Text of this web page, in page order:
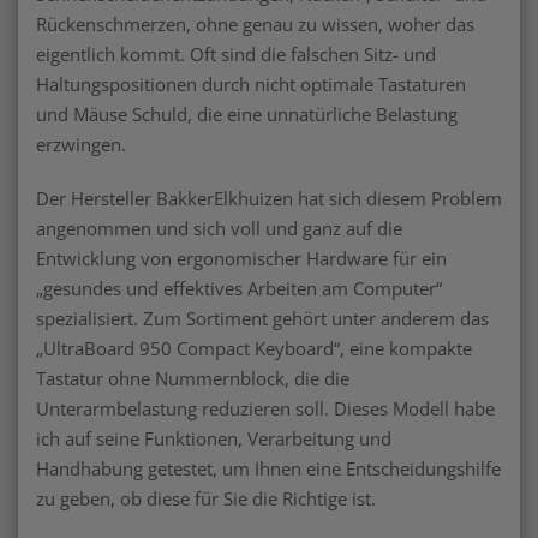
Rückenschmerzen, ohne genau zu wissen, woher das
eigentlich kommt. Oft sind die falschen Sitz- und
Haltungspositionen durch nicht optimale Tastaturen
und Mäuse Schuld, die eine unnatürliche Belastung
erzwingen.
Der Hersteller BakkerElkhuizen hat sich diesem Problem
angenommen und sich voll und ganz auf die
Entwicklung von ergonomischer Hardware für ein
„gesundes und effektives Arbeiten am Computer“
spezialisiert. Zum Sortiment gehört unter anderem das
„UltraBoard 950 Compact Keyboard“, eine kompakte
Tastatur ohne Nummernblock, die die
Unterarmbelastung reduzieren soll. Dieses Modell habe
ich auf seine Funktionen, Verarbeitung und
Handhabung getestet, um Ihnen eine Entscheidungshilfe
zu geben, ob diese für Sie die Richtige ist.